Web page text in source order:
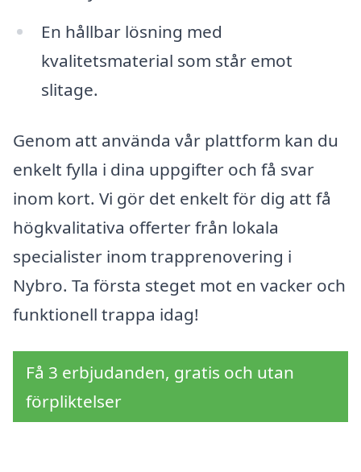
En hållbar lösning med
kvalitetsmaterial som står emot
slitage.
Genom att använda vår plattform kan du
enkelt fylla i dina uppgifter och få svar
inom kort. Vi gör det enkelt för dig att få
högkvalitativa offerter från lokala
specialister inom trapprenovering i
Nybro. Ta första steget mot en vacker och
funktionell trappa idag!
Få 3 erbjudanden, gratis och utan
förpliktelser